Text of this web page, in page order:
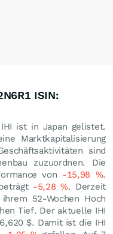
ISIN:
ist in Japan gelistet.
Marktkapitalisierung
sind
zuzuordnen. Die
von -15,98 %.
-5,28%. Derzeit
52-Wochen Hoch
Tief. Der aktuelle IHI
$. Damit ist die IHI